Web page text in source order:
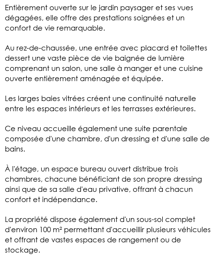
Entièrement ouverte sur le jardin paysager et ses vues
dégagées, elle offre des prestations soignées et un
confort de vie remarquable.
Au rez-de-chaussée, une entrée avec placard et toilettes
dessert une vaste pièce de vie baignée de lumière
comprenant un salon, une salle à manger et une cuisine
ouverte entièrement aménagée et équipée.
Les larges baies vitrées créent une continuité naturelle
entre les espaces intérieurs et les terrasses extérieures.
Ce niveau accueille également une suite parentale
composée d'une chambre, d'un dressing et d'une salle de
bains.
À l'étage, un espace bureau ouvert distribue trois
chambres, chacune bénéficiant de son propre dressing
ainsi que de sa salle d'eau privative, offrant à chacun
confort et indépendance.
La propriété dispose également d'un sous-sol complet
d'environ 100 m² permettant d'accueillir plusieurs véhicules
et offrant de vastes espaces de rangement ou de
stockage.